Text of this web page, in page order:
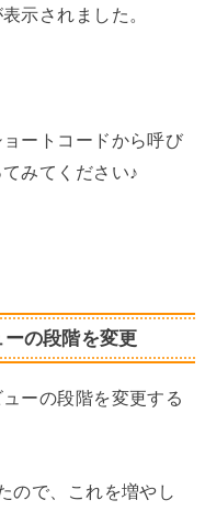
示されました。
ートコードから呼び
みてください♪
の段階を変更
ーの段階を変更する
ので、これを増やし